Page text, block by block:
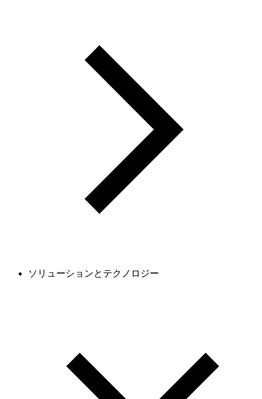
ソリューションとテクノロジー